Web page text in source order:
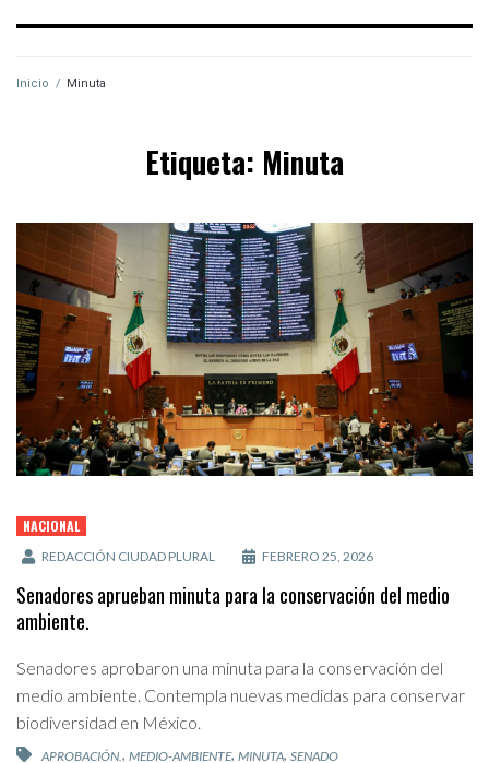
Inicio / Minuta
Etiqueta: Minuta
NACIONAL
REDACCIÓN CIUDAD PLURAL FEBRERO 25, 2026
Senadores aprueban minuta para la conservación del medio
ambiente.
Senadores aprobaron una minuta para la conservación del
medio ambiente. Contempla nuevas medidas para conservar
biodiversidad en México.
APROBACIÓN., MEDIO-AMBIENTE, MINUTA, SENADO